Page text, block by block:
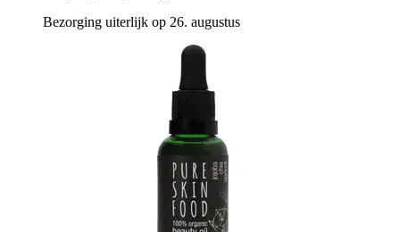
Bezorging uiterlijk op 26. augustus